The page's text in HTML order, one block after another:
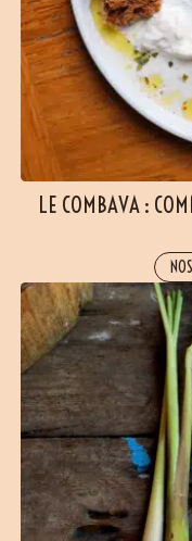
(6
LE COMBAVA :